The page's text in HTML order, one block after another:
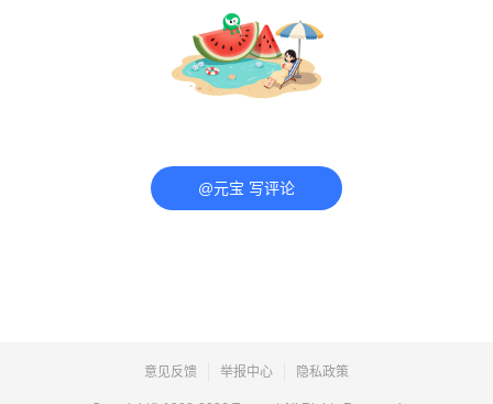
@元宝 写评论
意见反馈 举报中心 隐私政策